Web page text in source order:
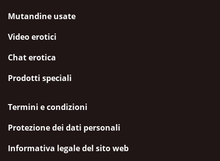
Mutandine usate
Video erotici
Chat erotica
Prodotti speciali
Termini e condizioni
Protezione dei dati personali
Informativa legale del sito web